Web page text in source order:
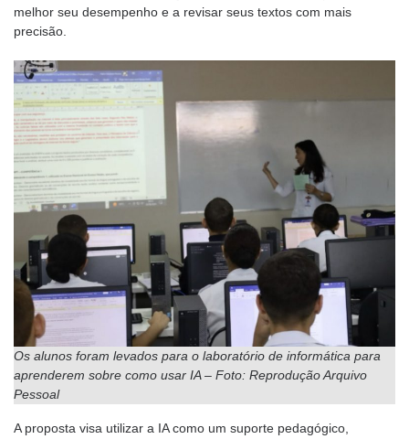
melhor seu desempenho e a revisar seus textos com mais
precisão.
Os alunos foram levados para o laboratório de informática para
aprenderem sobre como usar IA – Foto: Reprodução Arquivo
Pessoal
A proposta visa utilizar a IA como um suporte pedagógico,